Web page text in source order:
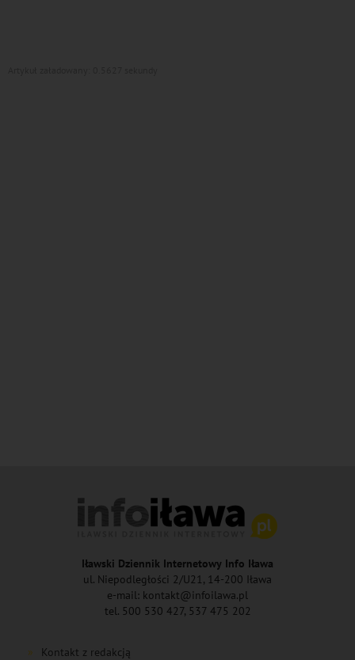
Iławski Dziennik Internetowy Info Iława
ul. Niepodległości 2/U21, 14-200 Iława
e-mail: kontakt@infoilawa.pl
tel. 500 530 427, 537 475 202
Kontakt z redakcją